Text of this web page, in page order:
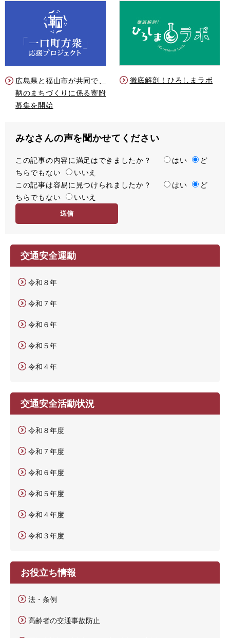
広島県と福山市が共同で、
鞆のまちづくりに係る寄附
募集を開始
徹底解剖！ひろしまラボ
みなさんの声を聞かせてください
満
足
度
この記事の内容に満足はできましたか？ はい
ど
ちらでもない
いいえ
容
易
この記事は容易に見つけられましたか？ はい
ど
ちらでもない
いいえ
交通安全運動
令和８年
令和７年
令和６年
令和５年
令和４年
交通安全活動状況
令和８年度
令和７年度
令和６年度
令和５年度
令和４年度
令和３年度
お役立ち情報
法・条例
高齢者の交通事故防止